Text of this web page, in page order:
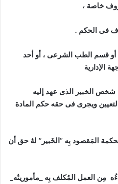
خاصة ،
فى الحكم .
أو قسم الطب الشرعى ، أو أحد
الإدارية
شخص الخبير الذى عهد إليه
التعيين ويجرى فى حقه حكم المادة
المَقصود بِه “الخَبير” لهُ حق أن
مِن العمل المُكلف بِه _مأموريتُه_